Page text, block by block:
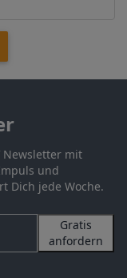
Newsletter mit
und
Dich jede Woche.
Gratis
anfordern